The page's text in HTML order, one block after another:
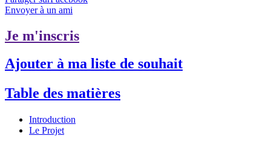
Envoyer à un ami
Je m'inscris
Ajouter à ma liste de souhait
Table des matières
Introduction
Le Projet